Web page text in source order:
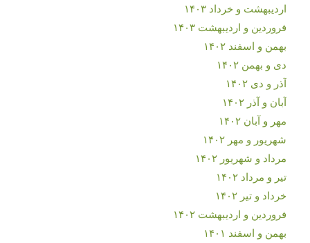
اردیبهشت و خرداد ۱۴۰۳
فروردین و اردیبهشت ۱۴۰۳
بهمن و اسفند ۱۴۰۲
دی و بهمن ۱۴۰۲
آذر و دی ۱۴۰۲
آبان و آذر ۱۴۰۲
مهر و آبان ۱۴۰۲
شهریور و مهر ۱۴۰۲
مرداد و شهریور ۱۴۰۲
تیر و مرداد ۱۴۰۲
خرداد و تیر ۱۴۰۲
فروردین و اردیبهشت ۱۴۰۲
بهمن و اسفند ۱۴۰۱